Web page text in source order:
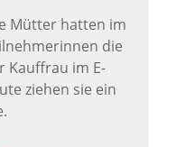
Mütter hatten im
die
Kauffrau im E-
ziehen sie ein